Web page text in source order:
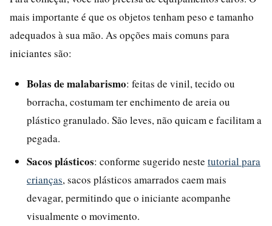
mais importante é que os objetos tenham peso e tamanho
adequados à sua mão. As opções mais comuns para
iniciantes são:
Bolas de malabarismo: feitas de vinil, tecido ou
borracha, costumam ter enchimento de areia ou
plástico granulado. São leves, não quicam e facilitam a
pegada.
Sacos plásticos: conforme sugerido neste tutorial para
crianças, sacos plásticos amarrados caem mais
devagar, permitindo que o iniciante acompanhe
visualmente o movimento.